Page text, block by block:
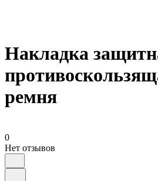
Накладка
ремня
0
Нет отзывов